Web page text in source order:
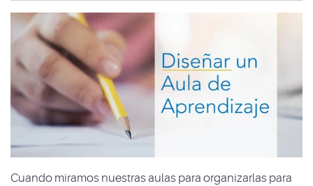
Cuando miramos nuestras aulas para organizarlas para